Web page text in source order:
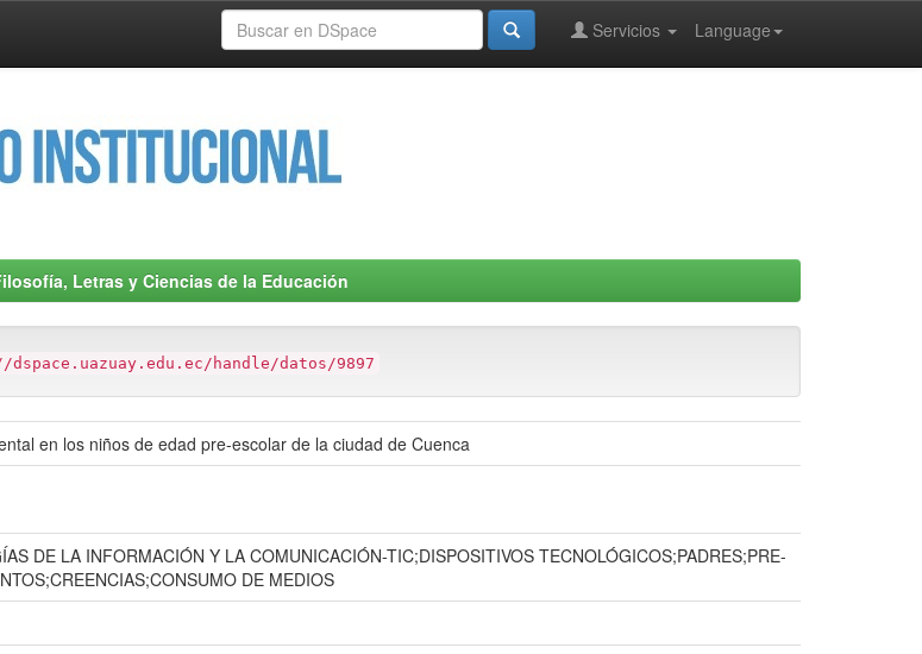
Language
Servicios
Letras y Ciencias de la Educación
handle/datos/9897
en los niños de edad pre-escolar de la ciudad de Cuenca
DE LA INFORMACIÓN Y LA COMUNICACIÓN-TIC;DISPOSITIVOS TECNOLÓGICOS;PADRES;PRE-
DE MEDIOS